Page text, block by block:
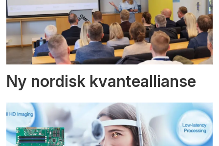
Ny nordisk kvanteallianse